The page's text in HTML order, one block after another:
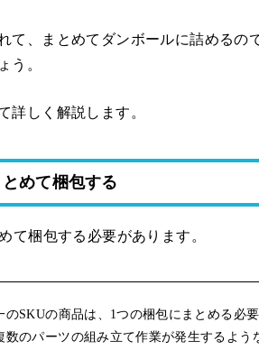
て、まとめてダンボールに詰めるの
う。
詳しく解説します。
めて梱包する
て梱包する必要があります。
のSKUの商品は、1つの梱包にまとめる必
数のパーツの組み立て作業が発生するよう